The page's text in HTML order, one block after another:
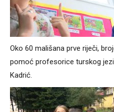
Oko 60 mališana prve riječi,
pomoć profesorice turskog
Kadrić.